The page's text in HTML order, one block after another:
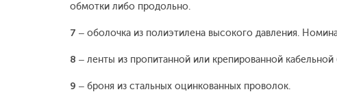
обмотки либо продольно.
7 – оболочка из полиэтилена высокого давления.
8 – ленты из пропитанной или крепированной кабельной
9 – броня из стальных оцинкованных проволок.